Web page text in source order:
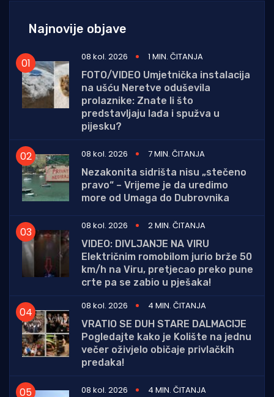
Najnovije objave
08 kol. 2026
1 MIN. ČITANJA
FOTO/VIDEO Umjetnička instalacija
na ušću Neretve oduševila
prolaznike: Znate li što
predstavljaju lađa i spužva u
pijesku?
08 kol. 2026
7 MIN. ČITANJA
Nezakonita sidrišta nisu „stečeno
pravo“ – Vrijeme je da uredimo
more od Umaga do Dubrovnika
08 kol. 2026
2 MIN. ČITANJA
VIDEO: DIVLJANJE NA VIRU
Električnim romobilom jurio brže 50
km/h na Viru, pretjecao preko pune
crte pa se zabio u pješaka!
08 kol. 2026
4 MIN. ČITANJA
VRATIO SE DUH STARE DALMACIJE
Pogledajte kako je Kolište na jednu
večer oživjelo običaje privlačkih
predaka!
08 kol. 2026
4 MIN. ČITANJA